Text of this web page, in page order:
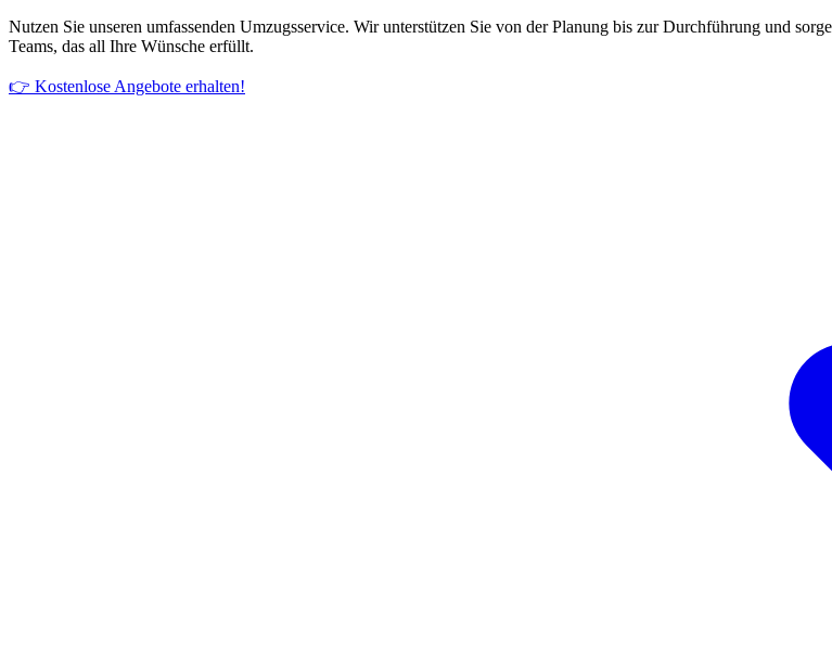
Nutzen Sie unseren umfassenden Umzugsservice. Wir unterstützen Sie von der Planung bis zur Durchführung und
Teams, das all Ihre Wünsche erfüllt.
👉 Kostenlose Angebote erhalten!